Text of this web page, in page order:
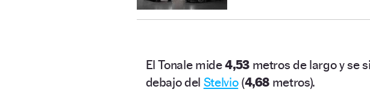
El Tonale mide4,53metros de largo y se
debajo del Stelvio(4,68 metros).